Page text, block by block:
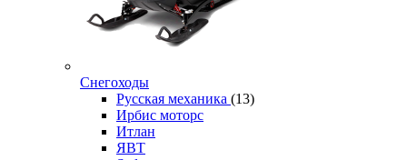
Снегоходы
Русская механика (13)
Ирбис моторс
Итлан
ЯВТ